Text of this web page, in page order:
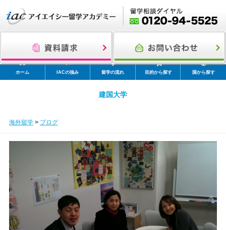
ホーム IACの強み 留学の流れ 目的から探す 国から探す
建国大学
海外留学> ブログ